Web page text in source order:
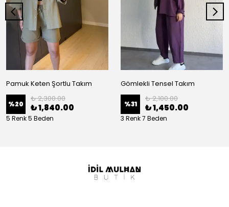
Pamuk Keten Şortlu Takım
%20
₺ 2,300.00
₺ 1,840.00
5 Renk 5 Beden
Gömlekli Tensel Takım
%31
₺ 2,100.00
₺ 1,450.00
3 Renk 7 Beden